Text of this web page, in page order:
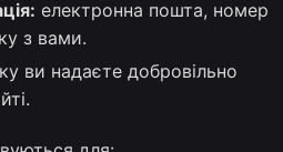
електронна пошта, номер
з вами.
ви надаєте добровільно